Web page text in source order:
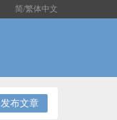
简/繁体中文
发布文章